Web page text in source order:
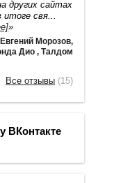
других сайтах
итоге свя...
»
Евгений Морозов,
Дио , Талдом
Все отзывы (15)
ВКонтакте